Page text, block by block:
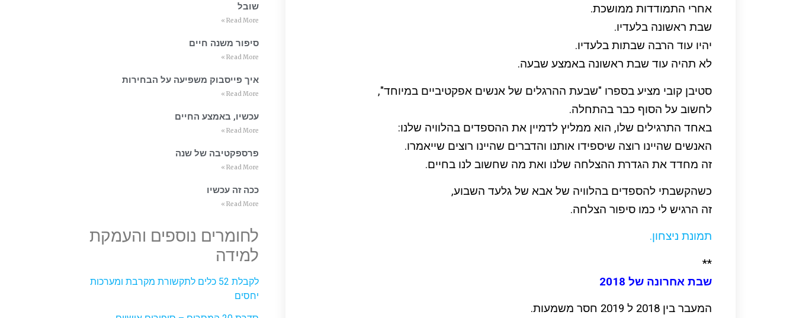
אחרי התמודדות ממושכת.
שבת ראשונה בלעדיו.
יהיו עוד הרבה שבתות בלעדיו.
לא תהיה עוד שבת ראשונה באמצע שבעה.
סטיבן קובי מציע בספרו "שבעת ההרגלים של אנשים אפקטיביים במיוחד",
לחשוב על הסוף כבר בהתחלה.
באחד התרגילים שלו, הוא ממליץ לדמיין את ההספדים בהלוויה שלנו:
האנשים שהיינו רוצה שיספידו אותנו והדברים שהיינו רוצים שייאמרו.
זה מחדד את הגדרת ההצלחה שלנו ואת מה שחשוב לנו בחיים.
כשהקשבתי להספדים בהלוויה של אבא של גלעד השבוע,
זה הרגיש לי כמו סיפור הצלחה.
תמונת ניצחון.
**
שבת אחרונה של 2018
המעבר בין 2018 ל 2019 חסר משמעות.
שובל
Read More »
סיפור משנה חיים
Read More »
איך פייסבוק משפיעה על הבחירות
Read More »
עכשיו, באמצע החיים
Read More »
פרספקטיבה של שנה
Read More »
ככה זה עכשיו
Read More »
לחומרים נוספים והעמקת
למידה
לקבלת 52 כלים לתקשורת מקרבת ומערכות
יחסים